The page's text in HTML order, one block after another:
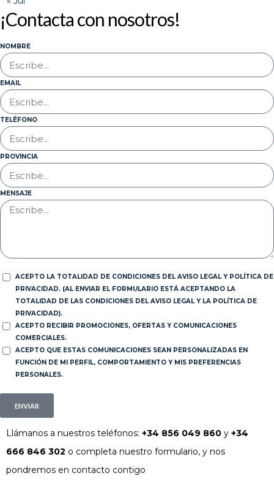
¡Contacta con nosotros!
NOMBRE
EMAIL
TELÉFONO
PROVINCIA
MENSAJE
ACEPTO LA TOTALIDAD DE CONDICIONES DEL AVISO LEGAL Y POLÍTICA DE
PRIVACIDAD. (AL ENVIAR EL FORMULARIO ESTÁ ACEPTANDO LA
TOTALIDAD DE LAS CONDICIONES DEL AVISO LEGAL Y LA POLÍTICA DE
PRIVACIDAD).
ACEPTO RECIBIR PROMOCIONES, OFERTAS Y COMUNICACIONES
COMERCIALES.
ACEPTO QUE ESTAS COMUNICACIONES SEAN PERSONALIZADAS EN
FUNCIÓN DE MI PERFIL, COMPORTAMIENTO Y MIS PREFERENCIAS
PERSONALES.
ENVIAR
Llámanos a nuestros teléfonos: +34 856 049 860 y +34
666 846 302 o completa nuestro formulario, y nos
pondremos en contacto contigo